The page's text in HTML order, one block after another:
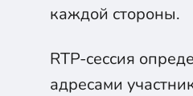
каждой стороны.
RTP-сессия
адресами